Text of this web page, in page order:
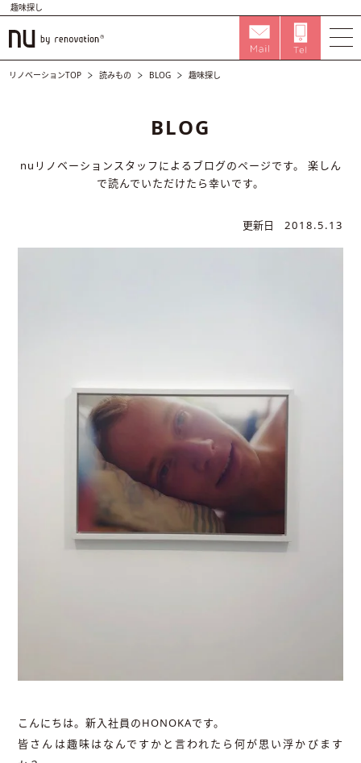
趣味探し
リノベーションTOP 読みもの BLOG 趣味探し
BLOG
nuリノベーションスタッフによるブログのページです。
楽しん
で読んでいただけたら幸いです。
更新日 2018.5.13
こんにちは。新入社員のHONOKAです。
皆さんは趣味はなんですかと言われたら何が思い浮かびます